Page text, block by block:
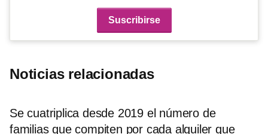
Noticias relacionadas
Se cuatriplica desde 2019 el número de
familias que compiten por cada alquiler que